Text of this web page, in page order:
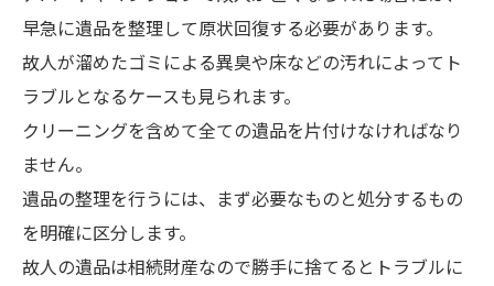
早急に遺品を整理して原状回復する必要があります。
故人が溜めたゴミによる異臭や床などの汚れによってト
ラブルとなるケースも見られます。
クリーニングを含めて全ての遺品を片付けなければなり
ません。
遺品の整理を行うには、まず必要なものと処分するもの
を明確に区分します。
故人の遺品は相続財産なので勝手に捨てるとトラブルに